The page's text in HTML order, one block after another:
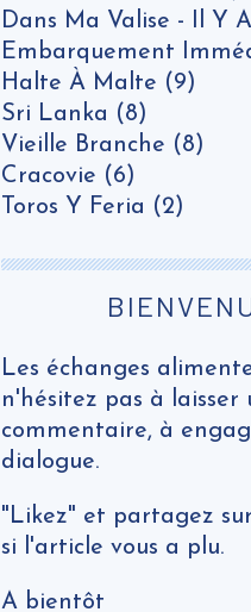
Dans Ma Valise - Il Y A
Embarquement
Halte À Malte (9)
Sri Lanka (8)
Vieille Branche (8)
Cracovie (6)
Toros Y Feria (2)
Les échanges
n'hésitez pas à laisser
commentaire, à
dialogue.
"Likez" et partagez
si l'article vous a plu.
A bientôt